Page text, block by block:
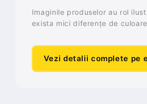
Imaginile produselor au rol
exista mici diferențe de
Vezi detalii complete pe